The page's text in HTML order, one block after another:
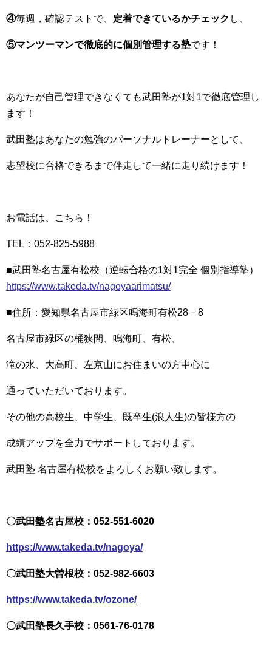
④毎週，確認テストで、 定着できているかチェック し、
⑤マンツーマンで徹底的に個別管理する塾です！
あなたが自己管理できなくても武田塾が1対1で徹底管理し
ます！
武田塾はあなたの勉強のパーソナルトレーナーとして、
志望校に合格できるまで伴走して一緒に走り続けます！
お電話は、こちら！
TEL：052-825-5988
■武田塾名古屋有松校（逆転合格の1対1完全 個別指導塾）
https://www.takeda.tv/nagoyaarimatsu/
■住所：愛知県名古屋市緑区鳴海町有松28－8
名古屋市緑区の桶狭間、鳴海町、有松、
滝の水、大高町、左京山にお住まいの方中心に
通っていただいております。
その他の高校生、中学生、既卒生(浪人生)の皆様方の
成績アップを全力でサポートしております。
武田塾 名古屋有松校をよろしくお願い致します。
〇武田塾名古屋校：052-551-6020
https://www.takeda.tv/nagoya/
〇武田塾大曽根校：052-982-6603
https://www.takeda.tv/ozone/
〇武田塾長久手校：0561-76-0178